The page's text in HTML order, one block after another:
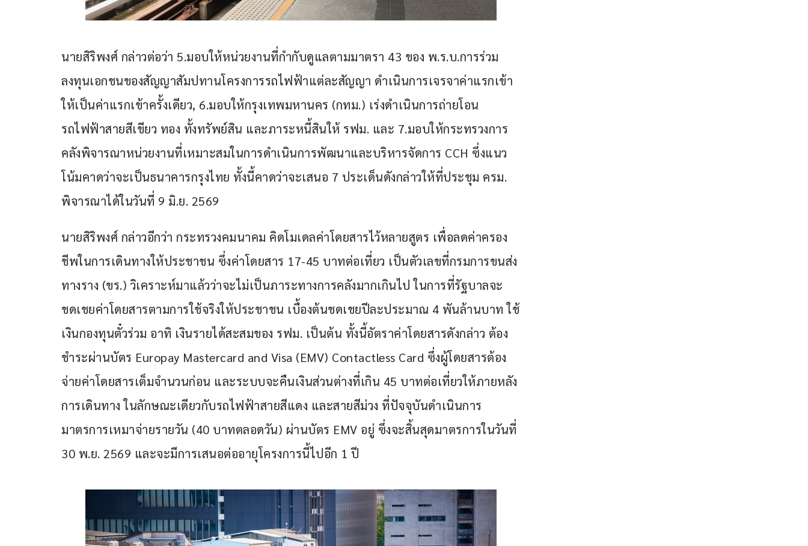
นายสิริพงศ์ กล่าวต่อว่า 5.มอบให้หน่วยงานที่กำกับดูแลตามมาตรา 43 ของ พ.ร.บ.การร่วม
ลงทุนเอกชนของสัญญาสัมปทานโครงการรถไฟฟ้าแต่ละสัญญา ดำเนินการเจรจาค่าแรกเข้า
ให้เป็นค่าแรกเข้าครั้งเดียว, 6.มอบให้กรุงเทพมหานคร (กทม.) เร่งดำเนินการถ่ายโอน
รถไฟฟ้าสายสีเขียว ทอง ทั้งทรัพย์สิน และภาระหนี้สินให้ รฟม. และ 7.มอบให้กระทรวงการ
คลังพิจารณาหน่วยงานที่เหมาะสมในการดำเนินการพัฒนาและบริหารจัดการ CCH ซึ่งแนว
โน้มคาดว่าจะเป็นธนาคารกรุงไทย ทั้งนี้คาดว่าจะเสนอ 7 ประเด็นดังกล่าวให้ที่ประชุม ครม.
พิจารณาได้ในวันที่ 9 มิ.ย. 2569
นายสิริพงศ์ กล่าวอีกว่า กระทรวงคมนาคม คิดโมเดลค่าโดยสารไว้หลายสูตร เพื่อลดค่าครอง
ชีพในการเดินทางให้ประชาชน ซึ่งค่าโดยสาร 17-45 บาทต่อเที่ยว เป็นตัวเลขที่กรมการขนส่ง
ทางราง (ขร.) วิเคราะห์มาแล้วว่าจะไม่เป็นภาระทางการคลังมากเกินไป ในการที่รัฐบาลจะ
ชดเชยค่าโดยสารตามการใช้จริงให้ประชาชน เบื้องต้นชดเชยปีละประมาณ 4 พันล้านบาท ใช้
เงินกองทุนตั๋วร่วม อาทิ เงินรายได้สะสมของ รฟม. เป็นต้น ทั้งนี้อัตราค่าโดยสารดังกล่าว ต้อง
ชำระผ่านบัตร Europay Mastercard and Visa (EMV) Contactless Card ซึ่งผู้โดยสารต้อง
จ่ายค่าโดยสารเต็มจำนวนก่อน และระบบจะคืนเงินส่วนต่างที่เกิน 45 บาทต่อเที่ยวให้ภายหลัง
การเดินทาง ในลักษณะเดียวกับรถไฟฟ้าสายสีแดง และสายสีม่วง ที่ปัจจุบันดำเนินการ
มาตรการเหมาจ่ายรายวัน (40 บาทตลอดวัน) ผ่านบัตร EMV อยู่ ซึ่งจะสิ้นสุดมาตรการในวันที่
30 พ.ย. 2569 และจะมีการเสนอต่ออายุโครงการนี้ไปอีก 1 ปี